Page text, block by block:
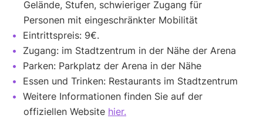
Gelände, Stufen, schwieriger Zugang für
Personen mit eingeschränkter Mobilität
Eintrittspreis: 9€.
Zugang: im Stadtzentrum in der Nähe der Arena
Parken: Parkplatz der Arena in der Nähe
Essen und Trinken: Restaurants im Stadtzentrum
Weitere Informationen finden Sie auf der
offiziellen Website hier.